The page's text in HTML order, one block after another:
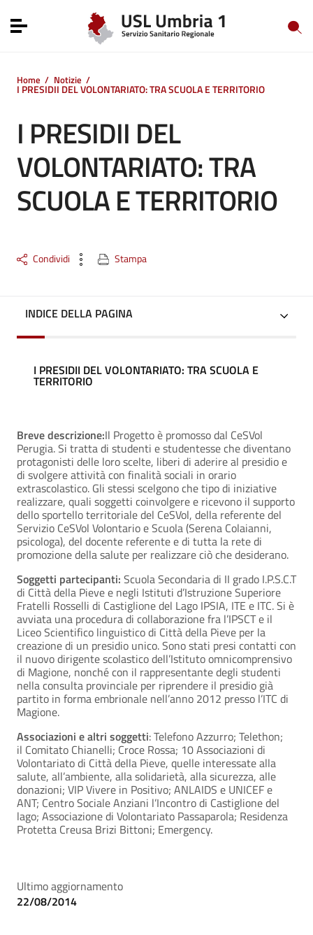
Vai al menu di navigazione
Toggle navigation
Home / Notizie /
I PRESIDII DEL VOLONTARIATO: TRA SCUOLA E TERRITORIO
I PRESIDII DEL
VOLONTARIATO: TRA
SCUOLA E TERRITORIO
Condividi Stampa
INDICE DELLA PAGINA
I PRESIDII DEL VOLONTARIATO: TRA SCUOLA E
TERRITORIO
Breve descrizione:Il Progetto è promosso dal CeSVol
Perugia. Si tratta di studenti e studentesse che diventano
protagonisti delle loro scelte, liberi di aderire al presidio e
di svolgere attività con finalità sociali in orario
extrascolastico. Gli stessi scelgono che tipo di iniziative
realizzare, quali soggetti coinvolgere e ricevono il supporto
dello sportello territoriale del CeSVol, della referente del
Servizio CeSVol Volontario e Scuola (Serena Colaianni,
psicologa), del docente referente e di tutta la rete di
promozione della salute per realizzare ciò che desiderano.
Soggetti partecipanti: Scuola Secondaria di II grado I.P.S.C.T
di Città della Pieve e negli Istituti d’Istruzione Superiore
Fratelli Rosselli di Castiglione del Lago IPSIA, ITE e ITC. Si è
avviata una procedura di collaborazione fra l’IPSCT e il
Liceo Scientifico linguistico di Città della Pieve per la
creazione di un presidio unico. Sono stati presi contatti con
il nuovo dirigente scolastico dell’Istituto omnicomprensivo
di Magione, nonché con il rappresentante degli studenti
nella consulta provinciale per riprendere il presidio già
partito in forma embrionale nell’anno 2012 presso l’ITC di
Magione.
Associazioni e altri soggetti: Telefono Azzurro; Telethon;
il Comitato Chianelli; Croce Rossa; 10 Associazioni di
Volontariato di Città della Pieve, quelle interessate alla
salute, all’ambiente, alla solidarietà, alla sicurezza, alle
donazioni; VIP Vivere in Positivo; ANLAIDS e UNICEF e
ANT; Centro Sociale Anziani l’Incontro di Castiglione del
lago; Associazione di Volontariato Passaparola; Residenza
Protetta Creusa Brizi Bittoni; Emergency.
Ultimo aggiornamento
22/08/2014